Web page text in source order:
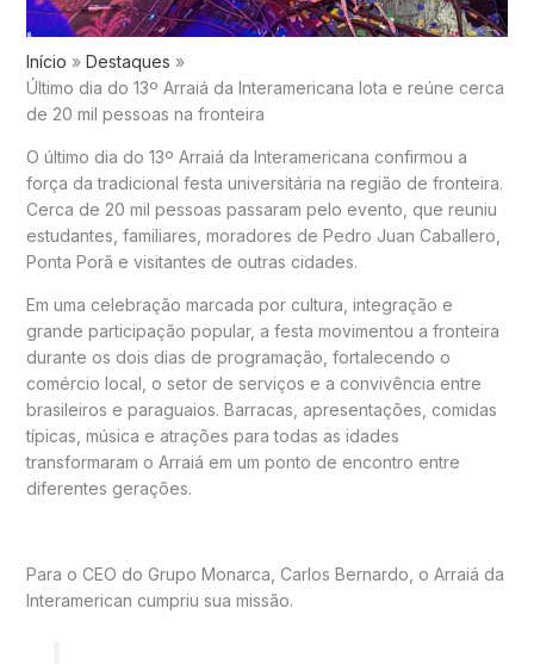
Início
Destaques
Último dia do 13º Arraiá da Interamericana lota e reúne cerca
de 20 mil pessoas na fronteira
O último dia do 13º Arraiá da Interamericana confirmou a
força da tradicional festa universitária na região de fronteira.
Cerca de 20 mil pessoas passaram pelo evento, que reuniu
estudantes, familiares, moradores de Pedro Juan Caballero,
Ponta Porã e visitantes de outras cidades.
Em uma celebração marcada por cultura, integração e
grande participação popular, a festa movimentou a fronteira
durante os dois dias de programação, fortalecendo o
comércio local, o setor de serviços e a convivência entre
brasileiros e paraguaios. Barracas, apresentações, comidas
típicas, música e atrações para todas as idades
transformaram o Arraiá em um ponto de encontro entre
diferentes gerações.
Para o CEO do Grupo Monarca, Carlos Bernardo, o Arraiá da
Interamerican cumpriu sua missão.